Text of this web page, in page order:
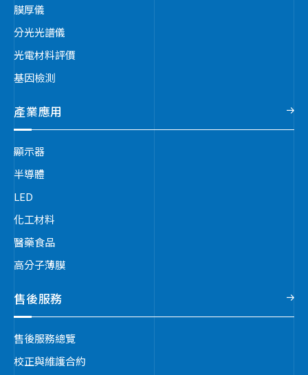
膜厚儀
分光光譜儀
光電材料評價
基因檢測
產業應用
顯示器
半導體
LED
化工材料
醫藥食品
高分子薄膜
售後服務
售後服務總覽
校正與維護合約